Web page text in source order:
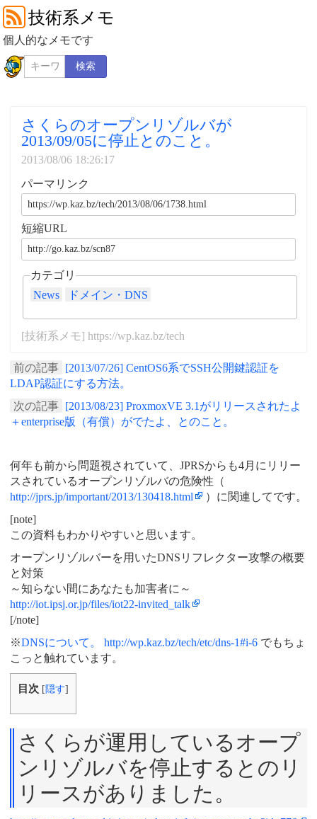
技術系メモ
個人的なメモです
検索
さくらのオープンリゾルバが
2013/09/05に停止とのこと。
2013/08/06 18:26:17
パーマリンク
短縮URL
カテゴリ
News
ドメイン・DNS
[技術系メモ] https://wp.kaz.bz/tech
前の記事
[2013/07/26] CentOS6系でSSH公開鍵認証を
LDAP認証にする方法。
次の記事
[2013/08/23] ProxmoxVE 3.1がリリースされたよ
＋enterprise版（有償）がでたよ、とのこと。
何年も前から問題視されていて、JPRSからも4月にリリー
スされているオープンリゾルバの危険性（
http://jprs.jp/important/2013/130418.html
）に関連してです。
[note]
この資料もわかりやすいと思います。
オープンリゾルバーを用いたDNSリフレクター攻撃の概要
と対策
～知らない間にあなたも加害者に～
http://iot.ipsj.or.jp/files/iot22-invited_talk
[/note]
※DNSについて。 http://wp.kaz.bz/tech/etc/dns-1#i-6 でもちょ
こっと触れています。
目次 [隠す]
さくらが運用しているオープ
ンリゾルバを停止するとのリ
リースがありました。